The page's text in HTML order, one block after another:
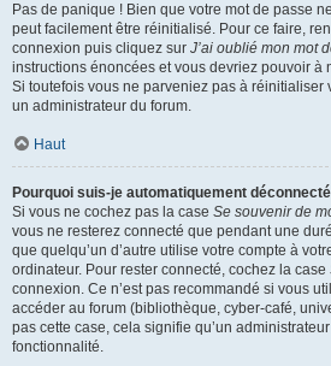
Pas de panique ! Bien que votre mot de passe
peut facilement être réinitialisé. Pour ce faire,
connexion puis cliquez sur J’ai oublié mon mot
instructions énoncées et vous devriez pouvoir à
Si toutefois vous ne parveniez pas à réinitialiser
un administrateur du forum.
Haut
Pourquoi suis-je automatiquement
Si vous ne cochez pas la case Se souvenir de
vous ne resterez connecté que pendant une
que quelqu’un d’autre utilise votre compte à
ordinateur. Pour rester connecté, cochez la case
connexion. Ce n’est pas recommandé si vous
accéder au forum (bibliothèque, cyber-café,
pas cette case, cela signifie qu’un
fonctionnalité.